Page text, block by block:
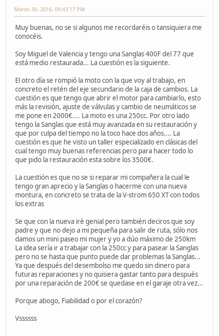
Marzo 30, 2016, 09:43:17 PM
Muy buenas, no se si algunos me recordaréis o tansiquiera me
conocéis.
Soy Miguel de Valencia y tengo una Sanglas 400F del 77 que
está medio restaurada... La cuestión es la siguiente.
El otro día se rompió la moto con la que voy al trabajo, en
concreto el retén del eje secundario de la caja de cambios. La
cuestión es que tengo que abrir el motor para cambiarlo, esto
más la revisión, ajuste de válvulas y cambio de neumáticos se
me pone en 2000€.... La moto es una 250cc. Por otro lado
tengo la Sanglas que está muy avanzada en su restauración y
que por culpa del tiempo no la toco hace dos años.... La
cuestión es que he visto un taller especializado en clásicas del
cual tengo muy buenas referencias pero para hacer todo lo
que pido la restauración esta sobre los 3500€.
La cuestión es que no se si reparar mi compañera la cual le
tengo gran aprecio y la Sanglas o hacerme con una nueva
montura, en concreto se trata de la V-strom 650 XT con todos
los extras
Se que con la nueva iré genial pero también deciros que soy
padre y que no dejo a mi pequeña para salir de ruta, sólo nos
damos un mini paseo mi mujer y yo a dúo máximo de 250km
La idea sería ir a trabajar con la 250cc y para pasear la Sanglas
pero no se hasta que punto puede dar problemas la Sanglas...
Ya que después del desembolso me quedo sin dinero para
futuras reparaciones y no quisiera gastar tanto para después
por una reparación de 200€ se quedase en el garaje otra vez...
Porque abogo, Fiabilidad o por el corazón?
Vssssss